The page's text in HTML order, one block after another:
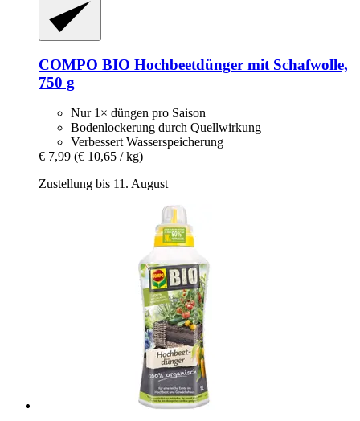
COMPO BIO Hochbeetdünger mit Schafwolle,
750 g
Nur 1× düngen pro Saison
Bodenlockerung durch Quellwirkung
Verbessert Wasserspeicherung
€ 7,99 (€ 10,65 / kg)
Zustellung bis 11. August